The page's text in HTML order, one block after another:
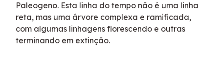
Paleogeno. Esta linha do tempo não é uma linha
reta, mas uma árvore complexa e ramificada,
com algumas linhagens florescendo e outras
terminando em extinção.